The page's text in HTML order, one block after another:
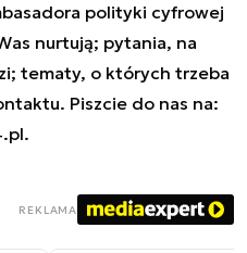
polityki cyfrowej
nurtują; pytania, na
tematy, o których trzeba
Piszcie do nas na:
.
REKLAMA